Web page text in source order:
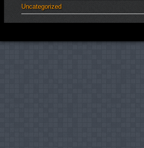
Uncategorized